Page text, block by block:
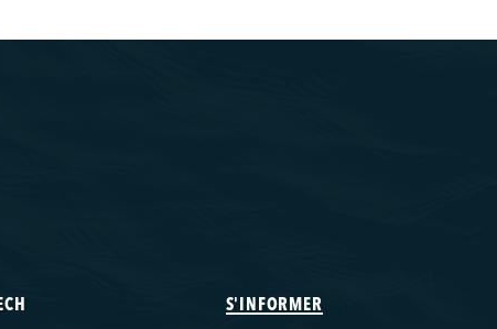
S'INFORMER